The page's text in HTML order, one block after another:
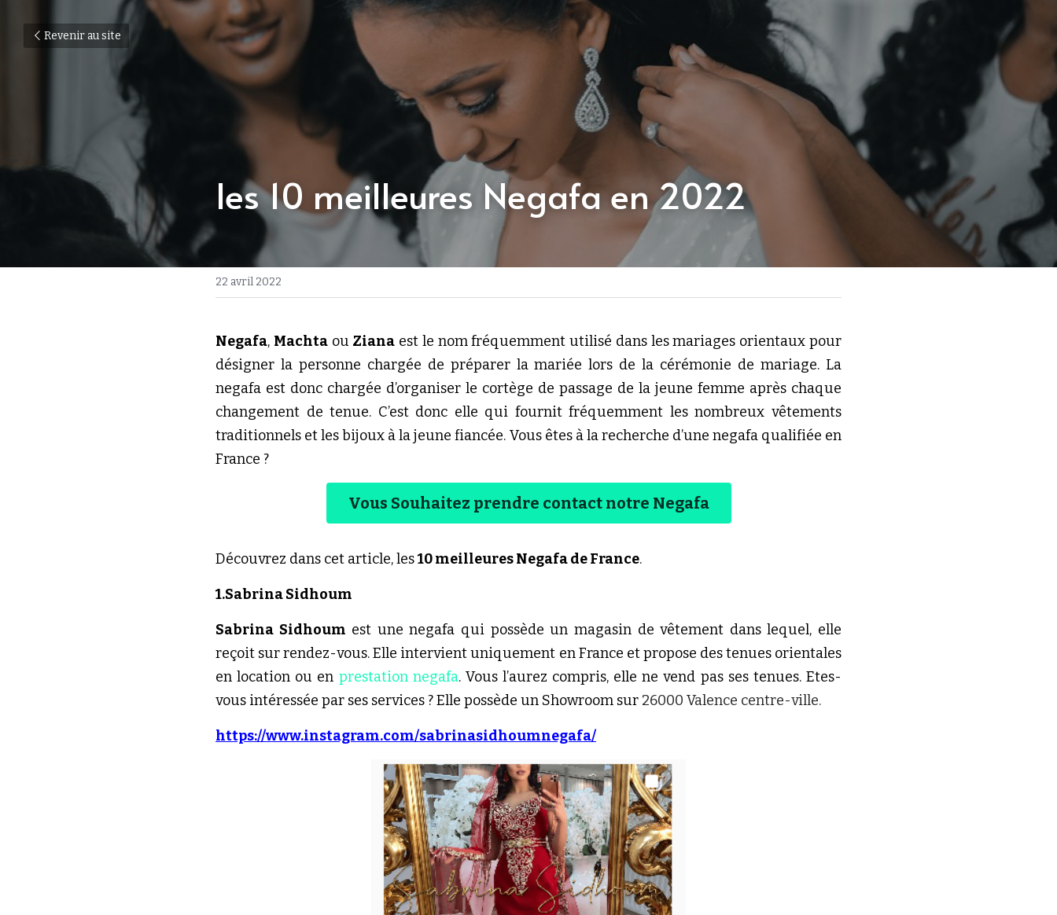
Revenir au site
les 10 meilleures Negafa en 2022
22 avril 2022
Negafa, Machta ou Ziana est le nom fréquemment utilisé dans les mariages orientaux pour
désigner la personne chargée de préparer la mariée lors de la cérémonie de mariage. La
negafa est donc chargée d’organiser le cortège de passage de la jeune femme après chaque
changement de tenue. C’est donc elle qui fournit fréquemment les nombreux vêtements
traditionnels et les bijoux à la jeune fiancée. Vous êtes à la recherche d’une negafa qualifiée en
France ?
Vous Souhaitez prendre contact notre Negafa
Découvrez dans cet article, les 10 meilleures Negafa de France.
1.Sabrina Sidhoum
Sabrina Sidhoum est une negafa qui possède un magasin de vêtement dans lequel, elle
reçoit sur rendez-vous. Elle intervient uniquement en France et propose des tenues orientales
en location ou en prestation negafa. Vous l’aurez compris, elle ne vend pas ses tenues. Etes-
vous intéressée par ses services ? Elle possède un Showroom sur 26000 Valence centre-ville.
https://www.instagram.com/sabrinasidhoumnegafa/